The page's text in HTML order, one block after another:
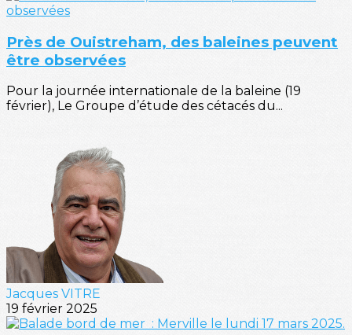
Près de Ouistreham, des baleines peuvent
être observées
Pour la journée internationale de la baleine (19
février), Le Groupe d’étude des cétacés du...
Jacques VITRE
19 février 2025